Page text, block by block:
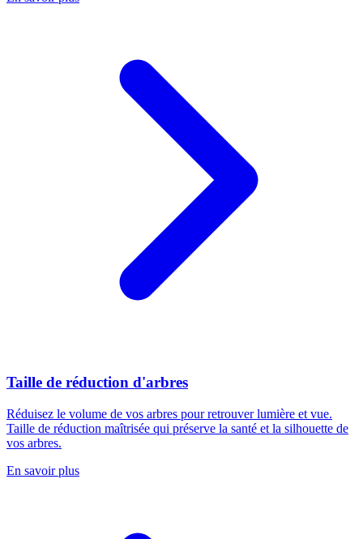
Taille de réduction d'arbres
Réduisez le volume de vos arbres pour retrouver lumière et vue.
Taille de réduction maîtrisée qui préserve la santé et la silhouette de
vos arbres.
En savoir plus